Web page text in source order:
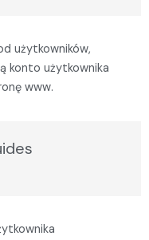
użytkowników,
konto użytkownika
www.